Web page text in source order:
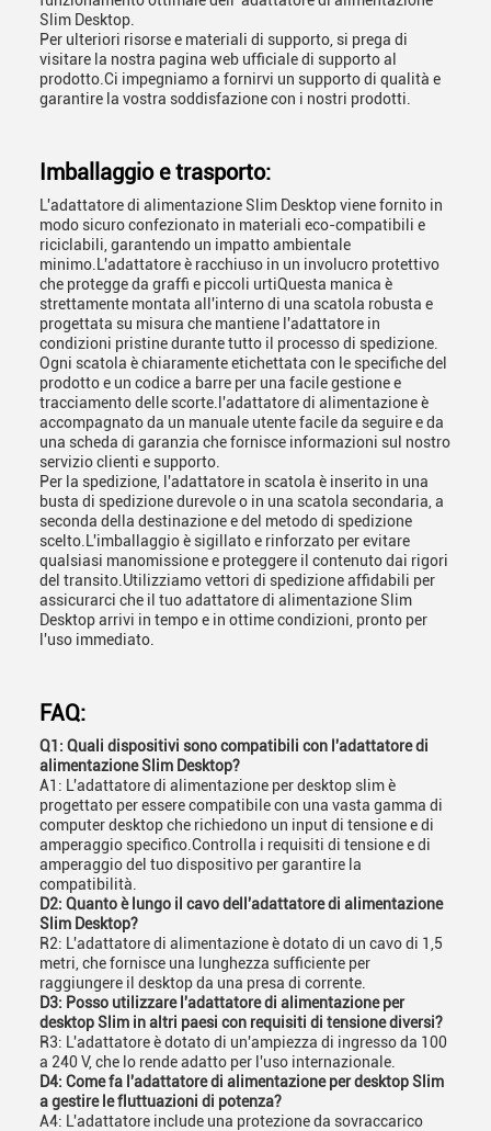
Slim Desktop.
Per ulteriori risorse e materiali di supporto, si prega di
visitare la nostra pagina web ufficiale di supporto al
prodotto.Ci impegniamo a fornirvi un supporto di qualità e
garantire la vostra soddisfazione con i nostri prodotti.
Imballaggio e trasporto:
L'adattatore di alimentazione Slim Desktop viene fornito in
modo sicuro confezionato in materiali eco-compatibili e
riciclabili, garantendo un impatto ambientale
minimo.L'adattatore è racchiuso in un involucro protettivo
che protegge da graffi e piccoli urtiQuesta manica è
strettamente montata all'interno di una scatola robusta e
progettata su misura che mantiene l'adattatore in
condizioni pristine durante tutto il processo di spedizione.
Ogni scatola è chiaramente etichettata con le specifiche del
prodotto e un codice a barre per una facile gestione e
tracciamento delle scorte.l'adattatore di alimentazione è
accompagnato da un manuale utente facile da seguire e da
una scheda di garanzia che fornisce informazioni sul nostro
servizio clienti e supporto.
Per la spedizione, l'adattatore in scatola è inserito in una
busta di spedizione durevole o in una scatola secondaria, a
seconda della destinazione e del metodo di spedizione
scelto.L'imballaggio è sigillato e rinforzato per evitare
qualsiasi manomissione e proteggere il contenuto dai rigori
del transito.Utilizziamo vettori di spedizione affidabili per
assicurarci che il tuo adattatore di alimentazione Slim
Desktop arrivi in tempo e in ottime condizioni, pronto per
l'uso immediato.
FAQ:
Q1: Quali dispositivi sono compatibili con l'adattatore di
alimentazione Slim Desktop?
A1: L'adattatore di alimentazione per desktop slim è
progettato per essere compatibile con una vasta gamma di
computer desktop che richiedono un input di tensione e di
amperaggio specifico.Controlla i requisiti di tensione e di
amperaggio del tuo dispositivo per garantire la
compatibilità.
D2: Quanto è lungo il cavo dell'adattatore di alimentazione
Slim Desktop?
R2: L'adattatore di alimentazione è dotato di un cavo di 1,5
metri, che fornisce una lunghezza sufficiente per
raggiungere il desktop da una presa di corrente.
D3: Posso utilizzare l'adattatore di alimentazione per
desktop Slim in altri paesi con requisiti di tensione diversi?
R3: L'adattatore è dotato di un'ampiezza di ingresso da 100
a 240 V, che lo rende adatto per l'uso internazionale.
D4: Come fa l'adattatore di alimentazione per desktop Slim
a gestire le fluttuazioni di potenza?
A4: L'adattatore include una protezione da sovraccarico